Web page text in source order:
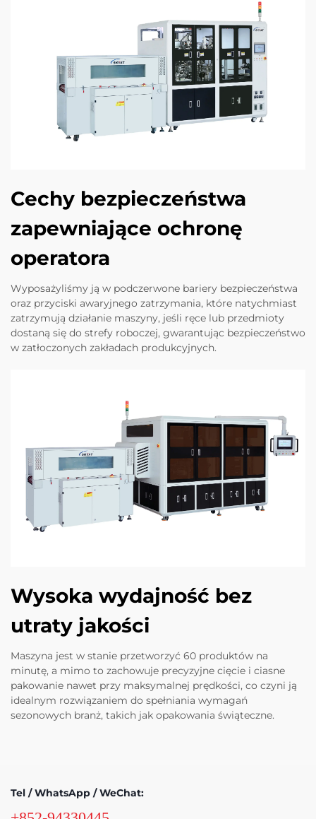
Cechy bezpieczeństwa
zapewniające ochronę
operatora
Wyposażyliśmy ją w podczerwone bariery bezpieczeństwa
oraz przyciski awaryjnego zatrzymania, które natychmiast
zatrzymują działanie maszyny, jeśli ręce lub przedmioty
dostaną się do strefy roboczej, gwarantując bezpieczeństwo
w zatłoczonych zakładach produkcyjnych.
Wysoka wydajność bez
utraty jakości
Maszyna jest w stanie przetworzyć 60 produktów na
minutę, a mimo to zachowuje precyzyjne cięcie i ciasne
pakowanie nawet przy maksymalnej prędkości, co czyni ją
idealnym rozwiązaniem do spełniania wymagań
sezonowych branż, takich jak opakowania świąteczne.
Tel / WhatsApp / WeChat: